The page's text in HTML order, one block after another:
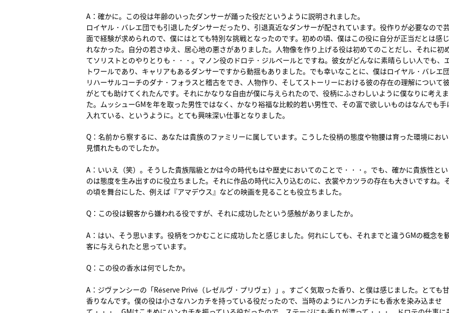
A：確かに。この役は年齢のいったダンサーが踊った役だというように説明されました。
ロイヤル・バレエ団でも引退したダンサーだったり、引退真近なダンサーが配されています。役作りが必要なので
面で経験が求められので、僕にはとても特別な挑戦となったのです。初めの頃、僕はこの役に自分が正当だとは感
れなかった。自分の若さゆえ、居心地の悪さがありました。人物像を作り上げる役は初めてのことだし、それに初
てソリストとのやりとりも・・・。マノン役のドロテ・ジルベールとですね。彼女がどんなに素晴らしい人でも、
トワールであり、キャリアもあるダンサーですから動揺もありました。でも幸いなことに、僕はロイヤル・バレエ
リハーサルコーチのダナ・フォラスと稽古をでき、人物作り、そしてストーリーにおける彼の存在の理解について
がとても助けてくれたんです。それにかなりな自由が僕に与えられたので、役柄にふさわしいように僕なりに考え
た。ムッシューGMを年を取った男性ではなく、かなり裕福な比較的若い男性で、その富で欲しいものはなんでも手
入れている、というように。とても興味深い仕事となりました。
Q：名前から察するに、あなたは貴族のファミリーに属しています。こうした役柄の態度や物腰は育った環境にお
見慣れたものでしたか。
A：いいえ（笑）。そうした貴族階級とかは今の時代もはや歴史においてのことで・・・。でも、確かに貴族性とい
のは態度を生み出すのに役立ちました。それに作品の時代に入り込むのに、衣裳やカツラの存在も大きいですね。
の頃を舞台にした、例えば『アマデウス』などの映画を見ることも役立ちました。
Q：この役は観客から嫌われる役ですが、それに成功したという感触がありましたか。
A：はい、そう思います。役柄をつかむことに成功したと感じました。何れにしても、それまでと違うGMの概念を
客に与えられたと思っています。
Q：この役の香水は何でしたか。
A：ジヴァンシーの「Réserve Privé（レゼルヴ・プリヴェ）」。すごく気取った香り、と僕は感じました。とても
香りなんです。僕の役は小さなハンカチを持っている役だったので、当時のようにハンカチにも香水を染み込ませ